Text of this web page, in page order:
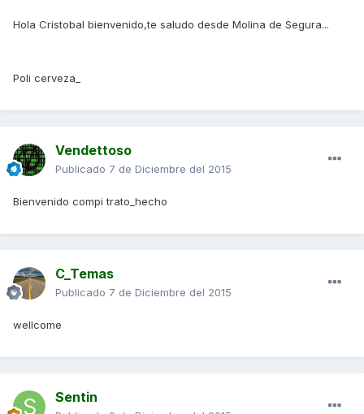
Hola Cristobal bienvenido,te saludo desde Molina de Segura...
Poli cerveza_
Vendettoso
Publicado 7 de Diciembre del 2015
Bienvenido compi trato_hecho
C_Temas
Publicado 7 de Diciembre del 2015
wellcome
Sentin